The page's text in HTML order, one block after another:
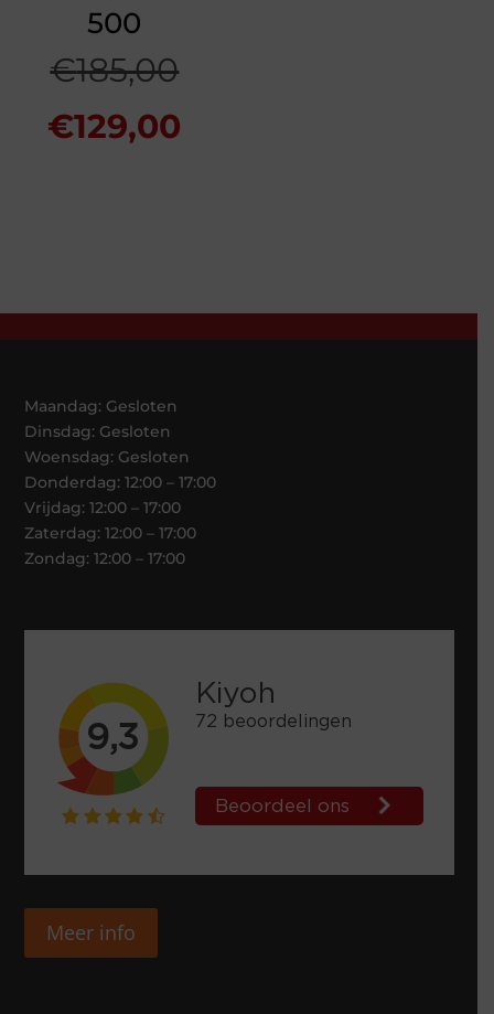
500
€185,00Oorspronkelijke
prijs
€129,00
Maandag: Gesloten
Dinsdag: Gesloten
Woensdag: Gesloten
Donderdag: 12:00 – 17:00
Vrijdag: 12:00 – 17:00
Zaterdag: 12:00 – 17:00
Zondag: 12:00 – 17:00
Meer info